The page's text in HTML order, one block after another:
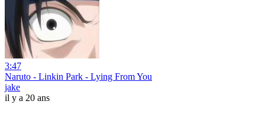
3:47
Naruto - Linkin Park - Lying From You
jake
il y a 20 ans